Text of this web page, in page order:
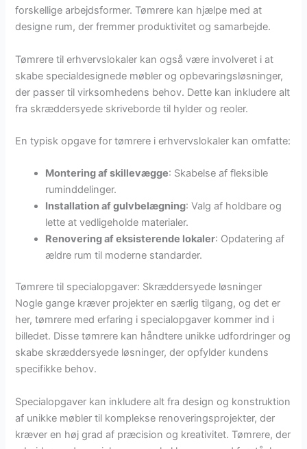
forskellige arbejdsformer. Tømrere kan hjælpe med at
designe rum, der fremmer produktivitet og samarbejde.
Tømrere til erhvervslokaler kan også være involveret i at
skabe specialdesignede møbler og opbevaringsløsninger,
der passer til virksomhedens behov. Dette kan inkludere alt
fra skræddersyede skriveborde til hylder og reoler.
En typisk opgave for tømrere i erhvervslokaler kan omfatte:
Montering af skillevægge: Skabelse af fleksible
ruminddelinger.
Installation af gulvbelægning: Valg af holdbare og
lette at vedligeholde materialer.
Renovering af eksisterende lokaler: Opdatering af
ældre rum til moderne standarder.
Tømrere til specialopgaver: Skræddersyede løsninger
Nogle gange kræver projekter en særlig tilgang, og det er
her, tømrere med erfaring i specialopgaver kommer ind i
billedet. Disse tømrere kan håndtere unikke udfordringer og
skabe skræddersyede løsninger, der opfylder kundens
specifikke behov.
Specialopgaver kan inkludere alt fra design og konstruktion
af unikke møbler til komplekse renoveringsprojekter, der
kræver en høj grad af præcision og kreativitet. Tømrere, der